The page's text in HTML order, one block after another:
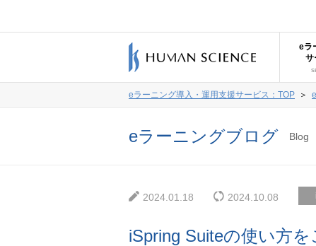
eラ
サ
eラーニング導入・運用支援サービス：TOP ＞
eラーニングブログ Blog
2024.01.18 2024.10.08
iSpring Suiteの使い方